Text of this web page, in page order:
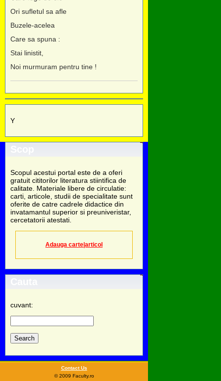
Ori sufletul sa afle
Buzele-acelea
Care sa spuna :
Stai linistit,
Noi murmuram pentru tine !
Y
Scop
Scopul acestui portal este de a oferi
gratuit cititorilor literatura stiintifica de
calitate. Materiale libere de circulatie:
carti, articole, studii de specialitate sunt
oferite de catre cadrele didactice din
invatamantul superior si preuniveristar,
cercetatorii atestati.
Adauga carte|articol
Cauta
cuvant:
Contact Us
© 2009 Faculty.ro